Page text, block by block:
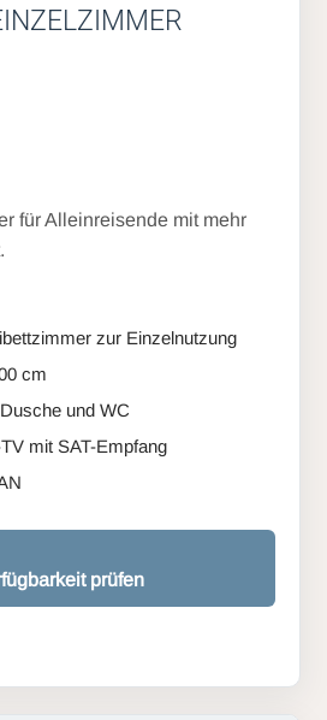
für Alleinreisende mit mehr
zur Einzelnutzung
cm
und WC
mit SAT-Empfang
prüfen